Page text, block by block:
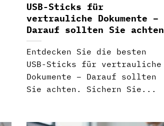
USB-Sticks für
vertrauliche Dokumente –
Darauf sollten Sie achten
Entdecken Sie die besten
USB-Sticks für vertrauliche
Dokumente – Darauf sollten
Sie achten. Sichern Sie...